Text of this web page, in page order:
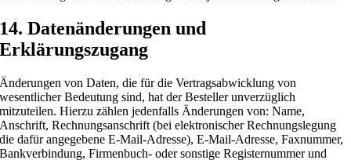
14. Datenänderungen und
Erklärungszugang
Änderungen von Daten, die für die Vertragsabwicklung von
wesentlicher Bedeutung sind, hat der Besteller unverzüglich
mitzuteilen. Hierzu zählen jedenfalls Änderungen von: Name,
Anschrift, Rechnungsanschrift (bei elektronischer Rechnungslegung
die dafür angegebene E-Mail-Adresse), E-Mail-Adresse, Faxnummer,
Bankverbindung, Firmenbuch- oder sonstige Registernummer und